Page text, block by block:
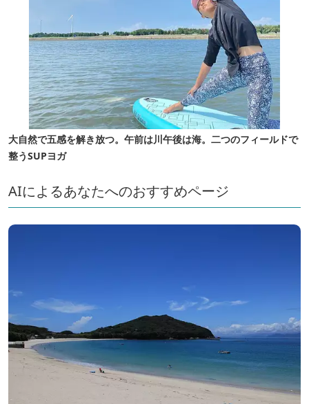
大自然で五感を解き放つ。午前は川午後は海。二つのフィールドで
整うSUPヨガ
AIによるあなたへのおすすめページ